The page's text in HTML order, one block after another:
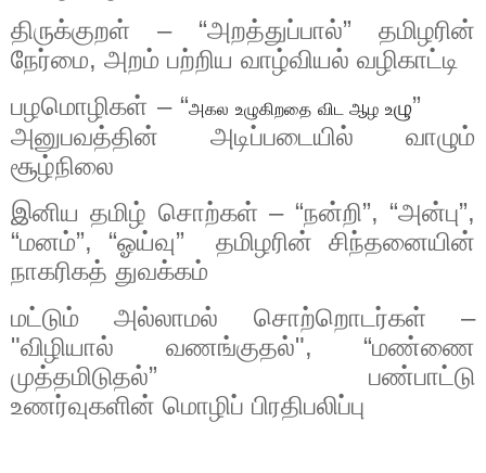
திருக்குறள் – “அறத்துப்பால்”
தமிழரின்
நேர்மை, அறம் பற்றிய வாழ்வியல் வழிகாட்டி
பழமொழிகள் – “அகல உழுகிறதை விட ஆழ உழு”
அனுபவத்தின்
அடிப்படையில்
வாழும்
சூழ்நிலை
இனிய தமிழ் சொற்கள் – “நன்றி”, “அன்பு”,
“மனம்”, “ஓய்வு” தமிழரின் சிந்தனையின்
நாகரிகத் துவக்கம்
மட்டும்
அல்லாமல் சொற்றொடர்கள் –
"விழியால் வணங்குதல்", “மண்ணை
முத்தமிடுதல்”
பண்பாட்டு
உணர்வுகளின் மொழிப் பிரதிபலிப்பு